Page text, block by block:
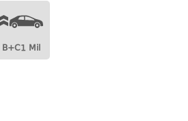
B+C1 Mil